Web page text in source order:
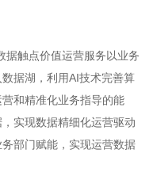
触点价值运营服务以业务
据湖，利用AI技术完善算
和精准化业务指导的能
实现数据精细化运营驱动
部门赋能，实现运营数据